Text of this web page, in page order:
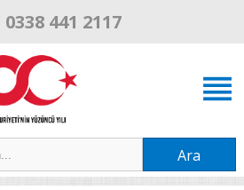
0338 441 2117
Ara